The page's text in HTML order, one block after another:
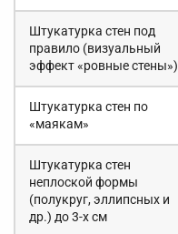
Штукатурка стен под
правило (визуальный
эффект «ровные стены»)
Штукатурка стен по
«маякам»
Штукатурка стен
неплоской формы
(полукруг, эллипсных и
др.) до 3-х см